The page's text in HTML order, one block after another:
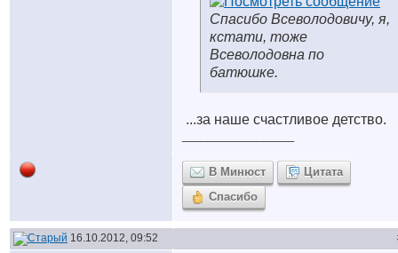
Спасибо Всеволодовичу, я,
кстати, тоже
Всеволодовна по
батюшке.
...за наше счастливое детство.
В Минюст
Цитата
Спасибо
16.10.2012, 09:52